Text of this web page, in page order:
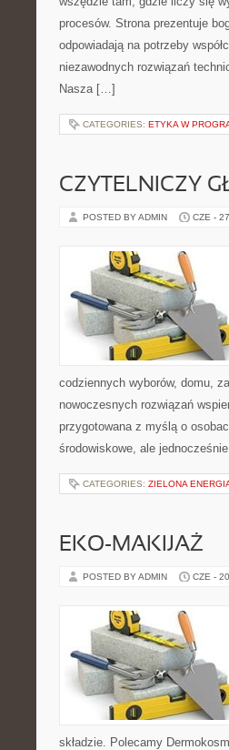
procesów. Strona prezentuje
odpowiadają na potrzeby
niezawodnych rozwiązań
Nasza […]
CATEGORIES: ETYKA W
CZYTELNICZY
POSTED BY ADMIN CZE -
codziennych wyborów, domu,
nowoczesnych rozwiązań
przygotowana z myślą o
środowiskowe, ale
CATEGORIES: ZIELONA
EKO-MAKIJAŻ
POSTED BY ADMIN CZE -
składzie. Polecamy